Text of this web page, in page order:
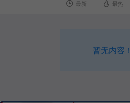
最新 最热
暂无内容！